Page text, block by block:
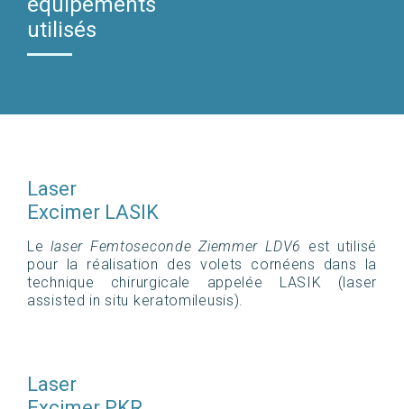
utilisés
Laser
Excimer LASIK
Lelaser Femtoseconde Ziemmer LDV6 est utilisé
pour la réalisation des volets cornéens dans la
technique chirurgicale appelée LASIK (laser
assisted in situ keratomileusis).
Laser